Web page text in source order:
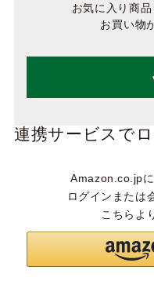
お気に入り商
お買い物
連携サービスで
Amazon.co.jp
ログインまたは
こちらよ